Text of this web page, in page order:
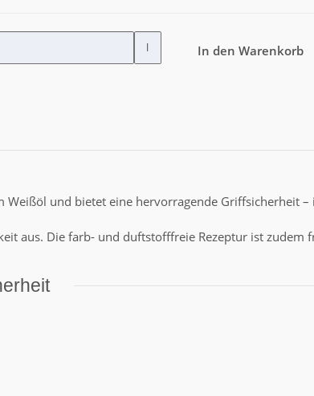
l In den Warenkorb
Weißöl und bietet eine hervorragende Griffsicherheit
aus. Die farb- und duftstofffreie Rezeptur ist zudem